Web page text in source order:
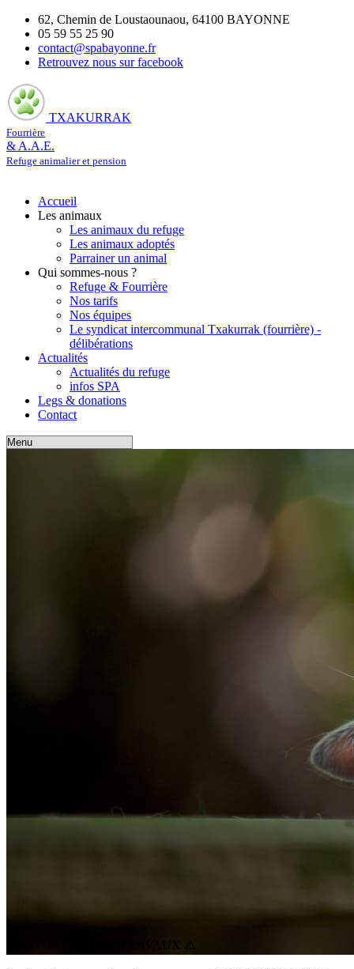
62, Chemin de Loustaounaou, 64100 BAYONNE
05 59 55 25 90
contact@spabayonne.fr
Retrouvez nous sur facebook
TXAKURRAK
Fourrière
& A.A.E.
Refuge animalier et pension
Accueil
Les animaux
Les animaux du refuge
Les animaux adoptés
Parrainer un animal
Qui sommes-nous ?
Refuge & Fourrière
Nos tarifs
Nos équipes
Le syndicat intercommunal Txakurrak (fourrière) -
délibérations
Actualités
Actualités du refuge
infos SPA
Legs & donations
Contact
⚠️ INFORMATIONS TRAVAUX ⚠️